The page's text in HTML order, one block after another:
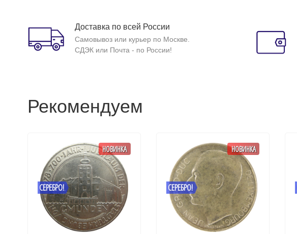
Доставка по всей России
Самовывоз или курьер по Москве.
СДЭК или Почта - по России!
Рекомендуем
СЕРЕБРО!
НОВИНКА
СЕРЕБРО!
НОВИНКА